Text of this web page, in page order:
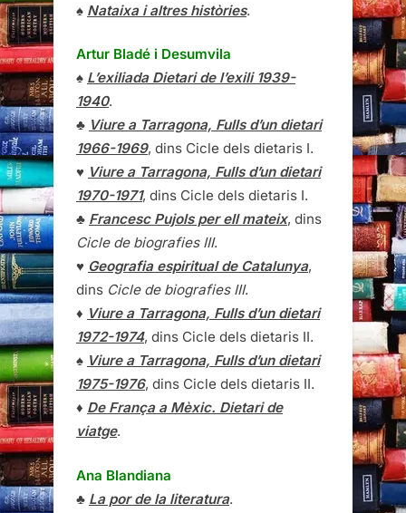
♠ Nataixa i altres històries.
Artur Bladé i Desumvila
♠ L’exiliada Dietari de l’exili 1939-
1940.
♣ Viure a Tarragona, Fulls d’un dietari
1966-1969, dins Cicle dels dietaris I.
♥ Viure a Tarragona, Fulls d’un dietari
1970-1971, dins Cicle dels dietaris I.
♣ Francesc Pujols per ell mateix, dins
Cicle de biografies III.
♥ Geografia espiritual de Catalunya,
dins Cicle de biografies III.
♦ Viure a Tarragona, Fulls d’un dietari
1972-1974, dins Cicle dels dietaris II.
♠ Viure a Tarragona, Fulls d’un dietari
1975-1976, dins Cicle dels dietaris II.
♦ De França a Mèxic. Dietari de
viatge.
Ana Blandiana
♣ La por de la literatura.